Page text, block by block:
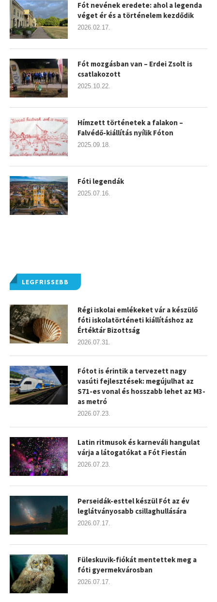
LEGFRISSEBB
Régi iskolai emlékeket vár a készülő
fóti iskolatörténeti kiállításhoz az
Értéktár Bizottság
2026.07.31.
Fótot is érintik a tervezett nagy
vasúti fejlesztések: megújulhat az
S71-es vonal és hosszabb lehet az M3-
as metró
2026.07.23.
Latin ritmusok és karneváli hangulat
várja a látogatókat a Fót Fiestán
2026.07.23.
Perseidák-esttel készül Fót az év
leglátványosabb csillaghullására
2026.07.17.
Füleskuvik-fiókát mentettek meg a
fóti gyermekvárosban
2026.07.17.
Fót nevének eredete: ahol a legenda
véget ér és a történelem kezdődik
2026.02.17.
Fót mozgásban van – Erdei Zsolt is
csatlakozott
2025.10.22.
Hímzett történetek a falakon –
Falvédő-kiállítás nyílik Fóton
2025.09.18.
Fóti legendák
2025.07.16.